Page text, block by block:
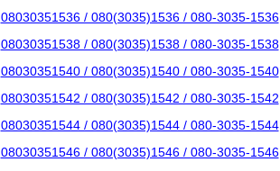
08030351536 / 080(3035)1536 / 080-3035-1536
08030351538 / 080(3035)1538 / 080-3035-1538
08030351540 / 080(3035)1540 / 080-3035-1540
08030351542 / 080(3035)1542 / 080-3035-1542
08030351544 / 080(3035)1544 / 080-3035-1544
08030351546 / 080(3035)1546 / 080-3035-1546